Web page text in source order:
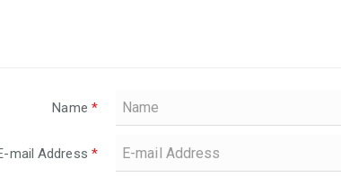
Name *
mail Address *